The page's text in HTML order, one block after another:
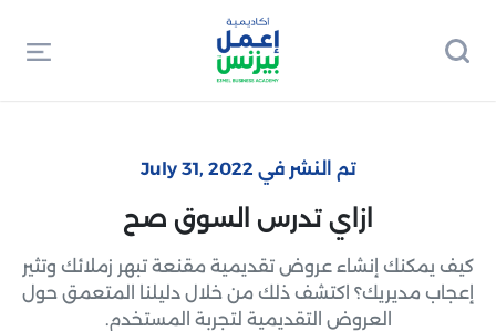
تم النشر في July 31, 2022
ازاي تدرس السوق صح
كيف يمكنك إنشاء عروض تقديمية مقنعة تبهر زملائك وتثير
إعجاب مديريك؟ اكتشف ذلك من خلال دليلنا المتعمق حول
العروض التقديمية لتجربة المستخدم.